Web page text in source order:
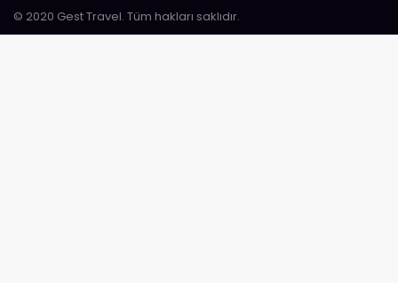
© 2020 Gest Travel. Tüm hakları saklıdır.